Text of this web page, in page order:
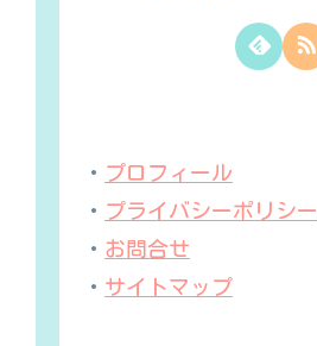
・ プロフィール
・ プライバシーポリシー
・ お問合せ
・ サイトマップ